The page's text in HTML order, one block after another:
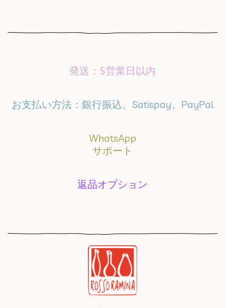
発送：5営業日以内
お支払い方法：銀行振込、Satispay、PayPal
WhatsApp
サポート
返品オプション